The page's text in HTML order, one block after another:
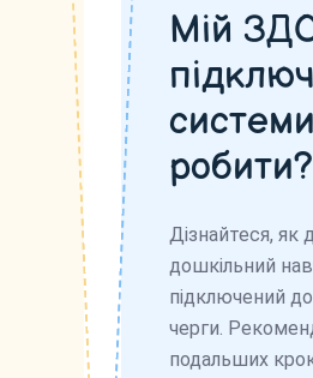
Мій
робити?
Дізнайтеся, як
дошкільний
підключений
черги.
подальших